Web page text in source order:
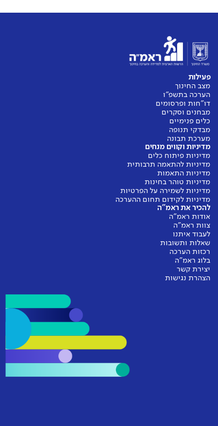
פעילות
מצב החינוך
הערכה בתשפ"ו
דו"חות ופרסומים
מבחנים וסקרים
כלים פנימיים
מבדקי תנופה
מערכת תבונה
מדיניות וקווים מנחים
מדיניות פיתוח כלים
מדיניות להתאמה תרבותית
מדיניות התאמות
מדיניות טוהר בחינות
מדיניות לשמירה על הפרטיות
מדיניות לקידום תחום ההערכה
להכיר את ראמ"ה
אודות ראמ"ה
צוות ראמ"ה
לעבוד איתנו
שאלות ותשובות
רכזות הערכה
בלוג ראמ"ה
יצירת קשר
הצהרת נגישות